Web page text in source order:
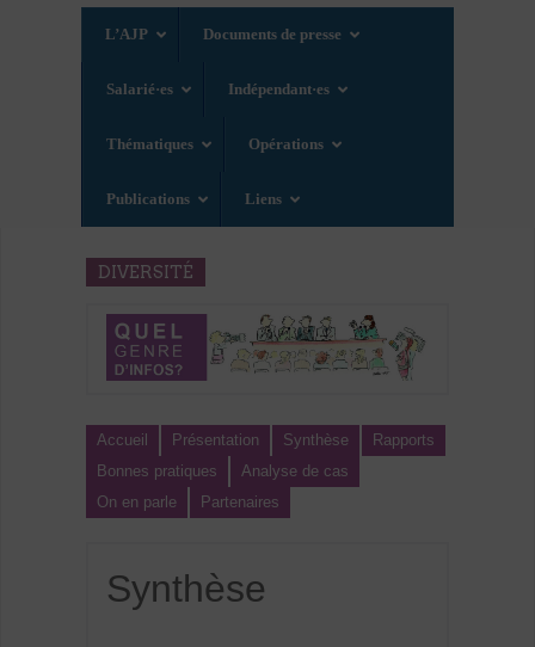
L’AJP Documents de presse
Salarié·es Indépendant·es
Thématiques Opérations
Publications Liens
DIVERSITÉ
Accueil Présentation Synthèse
Rapports
Bonnes pratiques
Analyse de cas
On en parle
Partenaires
Synthèse